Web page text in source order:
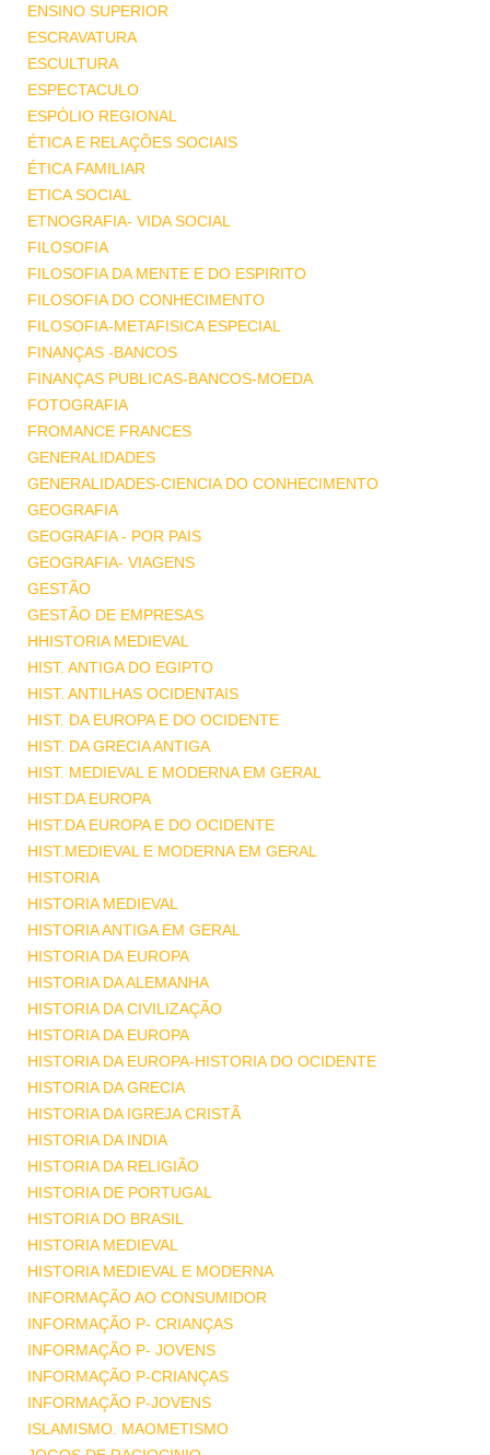
ENSINO SUPERIOR
ESCRAVATURA
ESCULTURA
ESPECTACULO
ESPÓLIO REGIONAL
ÉTICA E RELAÇÕES SOCIAIS
ÉTICA FAMILIAR
ETICA SOCIAL
ETNOGRAFIA- VIDA SOCIAL
FILOSOFIA
FILOSOFIA DA MENTE E DO ESPIRITO
FILOSOFIA DO CONHECIMENTO
FILOSOFIA-METAFISICA ESPECIAL
FINANÇAS -BANCOS
FINANÇAS PUBLICAS-BANCOS-MOEDA
FOTOGRAFIA
FROMANCE FRANCES
GENERALIDADES
GENERALIDADES-CIENCIA DO CONHECIMENTO
GEOGRAFIA
GEOGRAFIA - POR PAIS
GEOGRAFIA- VIAGENS
GESTÃO
GESTÃO DE EMPRESAS
HHISTORIA MEDIEVAL
HIST. ANTIGA DO EGIPTO
HIST. ANTILHAS OCIDENTAIS
HIST. DA EUROPA E DO OCIDENTE
HIST. DA GRECIA ANTIGA
HIST. MEDIEVAL E MODERNA EM GERAL
HIST.DA EUROPA
HIST.DA EUROPA E DO OCIDENTE
HIST.MEDIEVAL E MODERNA EM GERAL
HISTORIA
HISTORIA MEDIEVAL
HISTORIA ANTIGA EM GERAL
HISTORIA DA EUROPA
HISTORIA DA ALEMANHA
HISTORIA DA CIVILIZAÇÃO
HISTORIA DA EUROPA
HISTORIA DA EUROPA-HISTORIA DO OCIDENTE
HISTORIA DA GRECIA
HISTORIA DA IGREJA CRISTÃ
HISTORIA DA INDIA
HISTORIA DA RELIGIÃO
HISTORIA DE PORTUGAL
HISTORIA DO BRASIL
HISTORIA MEDIEVAL
HISTORIA MEDIEVAL E MODERNA
INFORMAÇÃO AO CONSUMIDOR
INFORMAÇÃO P- CRIANÇAS
INFORMAÇÃO P- JOVENS
INFORMAÇÃO P-CRIANÇAS
INFORMAÇÃO P-JOVENS
ISLAMISMO. MAOMETISMO